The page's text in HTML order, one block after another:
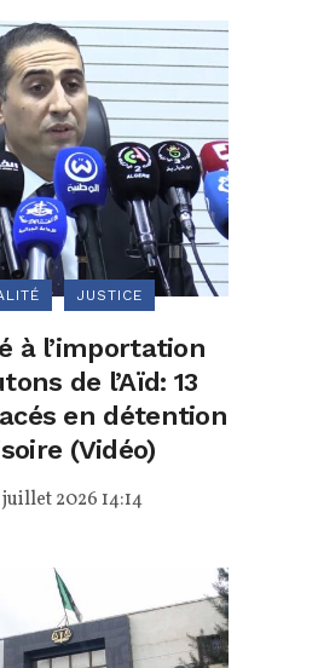
JUSTICE
à l’importation
de l’Aïd: 13
en détention
(Vidéo)
juillet 2026 14:14